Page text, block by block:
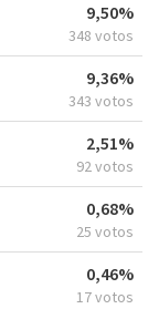
9,50%
348 votos
9,36%
343 votos
2,51%
92 votos
0,68%
25 votos
0,46%
17 votos